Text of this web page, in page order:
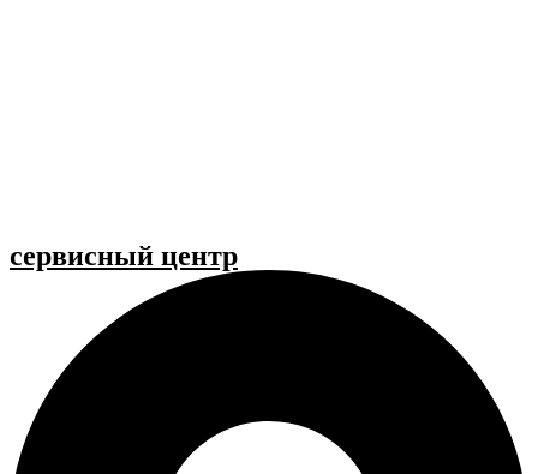
cервисный центр